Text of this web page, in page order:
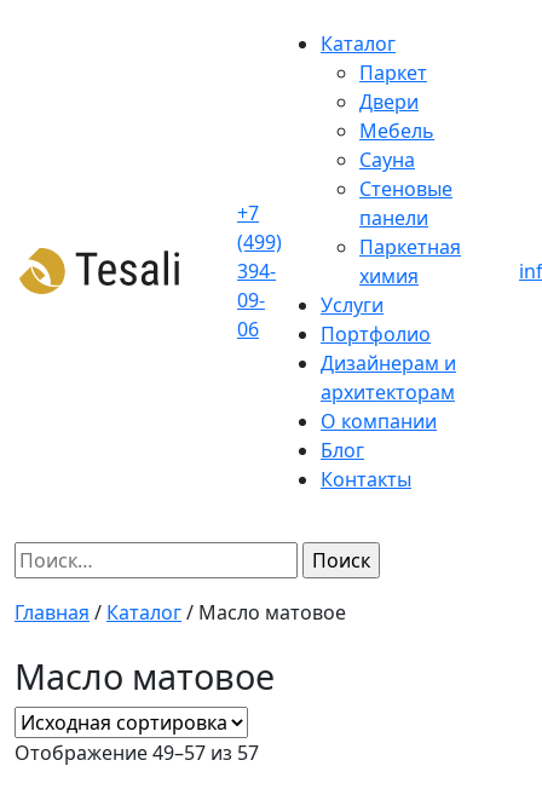
+7
(499)
394-
09-
06
Каталог
Паркет
Двери
Мебель
Сауна
Стеновые
панели
Паркетная
химия
Услуги
Портфолио
Дизайнерам и
архитекторам
О компании
Блог
Контакты
Найти:
Главная / Каталог/ Масло матовое
Масло матовое
Отображение 49–57 из 57